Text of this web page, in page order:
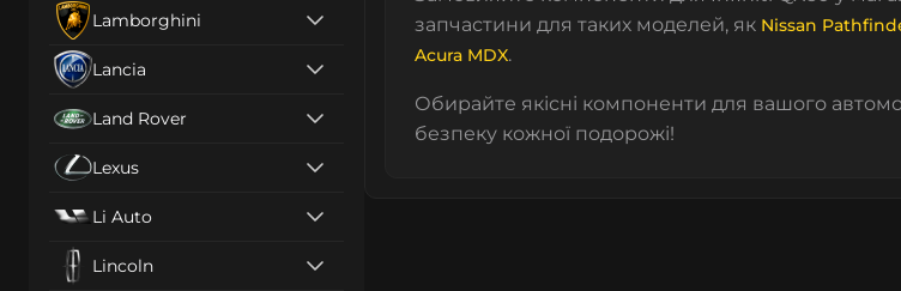
Lamborghini
Lancia
Land Rover
Lexus
Li Auto
Lincoln
запчастини для таких моделей, як Nissan
Acura MDX.
Обирайте якісні компоненти для вашого
безпеку кожної подорожі!